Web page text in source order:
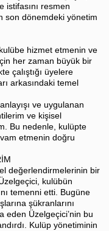
istifasını resmen
son dönemdeki yönetim
hizmet etmenin ve
her zaman büyük bir
çalıştığı üyelere
arkasındaki temel
ve uygulanan
ve kişisel
Bu nedenle, kulüpte
etmenin doğru
değerlendirmelerinin bir
kulübün
temenni etti. Bugüne
şükranlarını
eden Üzelgeçici’nin bu
Kulüp yönetiminin